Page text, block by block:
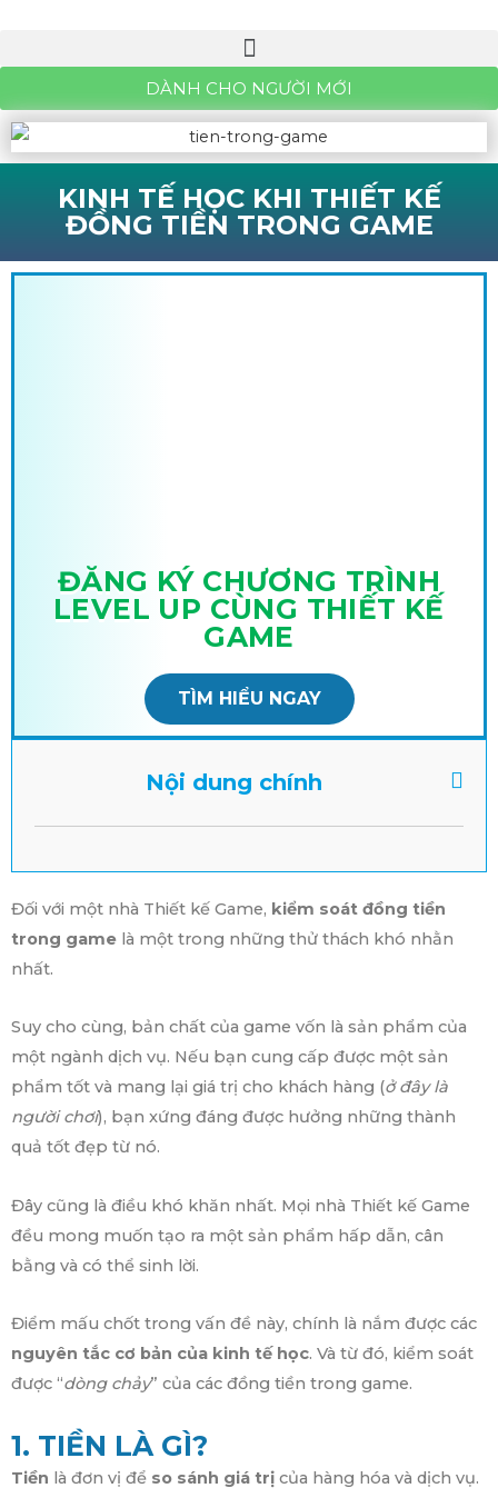
DÀNH CHO NGƯỜI MỚI
KINH TẾ HỌC KHI THIẾT KẾ
ĐỒNG TIỀN TRONG GAME
ĐĂNG KÝ CHƯƠNG TRÌNH
LEVEL UP CÙNG THIẾT KẾ
GAME
TÌM HIỂU NGAY
Nội dung chính
Đối với một nhà Thiết kế Game, kiểm soát đồng tiền
trong game là một trong những thử thách khó nhằn
nhất.
Suy cho cùng, bản chất của game vốn là sản phẩm của
một ngành dịch vụ. Nếu bạn cung cấp được một sản
phẩm tốt và mang lại giá trị cho khách hàng (ở đây là
người chơi), bạn xứng đáng được hưởng những thành
quả tốt đẹp từ nó.
Đây cũng là điều khó khăn nhất. Mọi nhà Thiết kế Game
đều mong muốn tạo ra một sản phẩm hấp dẫn, cân
bằng và có thể sinh lời.
Điểm mấu chốt trong vấn đề này, chính là nắm được các
nguyên tắc cơ bản của kinh tế học. Và từ đó, kiểm soát
được “dòng chảy” của các đồng tiền trong game.
1. TIỀN LÀ GÌ?
Tiền là đơn vị để so sánh giá trị của hàng hóa và dịch vụ.